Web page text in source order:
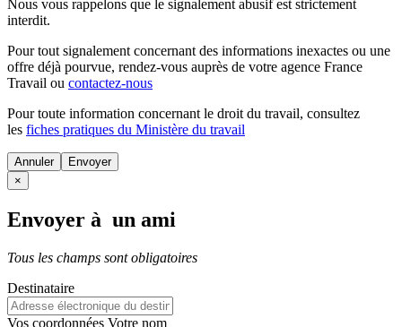
Nous vous rappelons que le signalement abusif est strictement
interdit.
Pour tout signalement concernant des informations inexactes ou une
offre déjà pourvue, rendez-vous auprès de votre agence France
Travail ou contactez-nous
Pour toute information concernant le droit du travail, consultez
les fiches pratiques du Ministère du travail
Annuler
×
Envoyer à un ami
Tous les champs sont obligatoires
Destinataire
Vos coordonnées Votre nom